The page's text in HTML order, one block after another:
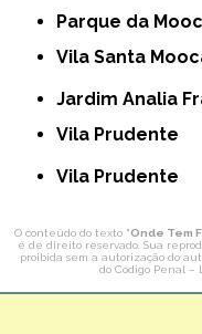
Parque da
Vila Santa
Jardim Analia
Vila Prudente
Vila Prudente
O conteúdo do texto "Onde Tem
é de direito reservado. Sua
proibida sem a autorização do
do Código Penal –